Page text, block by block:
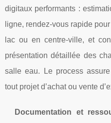
digitaux performants :
ligne, rendez-vous rapide
lac ou en centre-ville, et
présentation détaillée des
salle eau. Le process
tout projet d’achat ou vente
Documentation et